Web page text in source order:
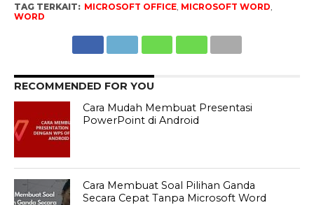
TAG TERKAIT: MICROSOFT OFFICE, MICROSOFT WORD
WORD
RECOMMENDED FOR YOU
Cara Mudah Membuat Presentasi
PowerPoint di Android
Cara Membuat Soal Pilihan Ganda
Secara Cepat Tanpa Microsoft Word